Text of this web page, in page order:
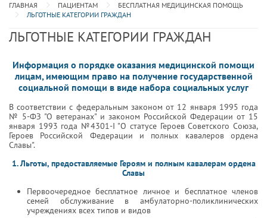
ГЛАВНАЯ ПАЦИЕНТАМ
БЕСПЛАТНАЯ МЕДИЦИНСКАЯ ПОМОЩЬ
ЛЬГОТНЫЕ КАТЕГОРИИ ГРАЖДАН
ЛЬГОТНЫЕ КАТЕГОРИИ ГРАЖДАН
Информация о порядке оказания медицинской помощи
лицам, имеющим право на получение государственной
социальной помощи в виде набора социальных услуг
В соответствии с федеральным законом от 12 января 1995 года
№ 5-ФЗ "О ветеранах" и законом Российской Федерации от 15
января 1993 года №4301-I "О статусе Героев Советского Союза,
Героев Российской Федерации и полных кавалеров ордена
Славы".
1. Льготы, предоставляемые Героям и полным кавалерам ордена
Славы
Первоочередное бесплатное личное и бесплатное членов
семей обслуживание в амбулаторно-поликлинических
учреждениях всех типов и видов